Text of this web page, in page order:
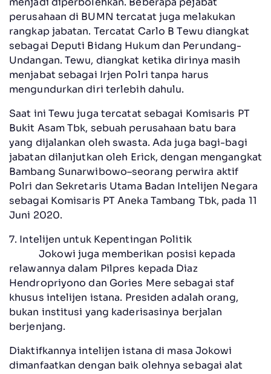
perusahaan di BUMN tercatat juga melakukan
rangkap jabatan. Tercatat Carlo B Tewu diangkat
sebagai Deputi Bidang Hukum dan Perundang-
Undangan. Tewu, diangkat ketika dirinya masih
menjabat sebagai Irjen Polri tanpa harus
mengundurkan diri terlebih dahulu.
Saat ini Tewu juga tercatat sebagai Komisaris PT
Bukit Asam Tbk, sebuah perusahaan batu bara
yang dijalankan oleh swasta. Ada juga bagi-bagi
jabatan dilanjutkan oleh Erick, dengan mengangkat
Bambang Sunarwibowo–seorang perwira aktif
Polri dan Sekretaris Utama Badan Intelijen Negara
sebagai Komisaris PT Aneka Tambang Tbk, pada 11
Juni 2020.
7. Intelijen untuk Kepentingan Politik
Jokowi juga memberikan posisi kepada
relawannya dalam Pilpres kepada Diaz
Hendropriyono dan Gories Mere sebagai staf
khusus intelijen istana. Presiden adalah orang,
bukan institusi yang kaderisasinya berjalan
berjenjang.
Diaktifkannya intelijen istana di masa Jokowi
dimanfaatkan dengan baik olehnya sebagai alat